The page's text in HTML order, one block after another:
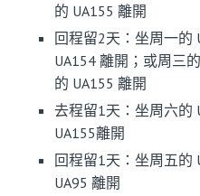
的 UA155 離開
回程留2天：坐周一的
UA154 離開；或周三
的 UA155 離開
去程留1天：坐周六的
UA155離開
回程留1天：坐周五的
UA95 離開